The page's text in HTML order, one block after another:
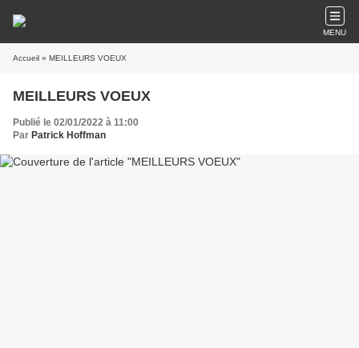
MENU
Accueil » MEILLEURS VOEUX
MEILLEURS VOEUX
Publié le 02/01/2022 à 11:00
Par Patrick Hoffman